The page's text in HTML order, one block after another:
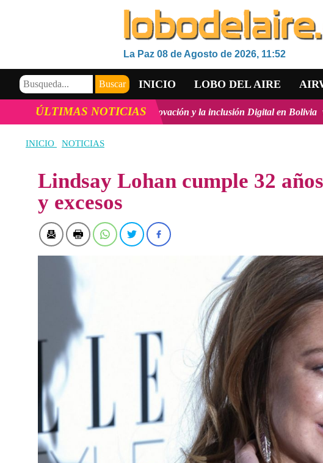
La Paz 08 de Agosto de 2026, 11:52
INICIO LOBO DEL AIRE
VIDEOS
ÚLTIMAS NOTICIAS
Tecnológico, la innovación y la inclusión Digital en Bolivia ver más
INICIO NOTICIAS
Lindsay Lohan cumple 32
y excesos